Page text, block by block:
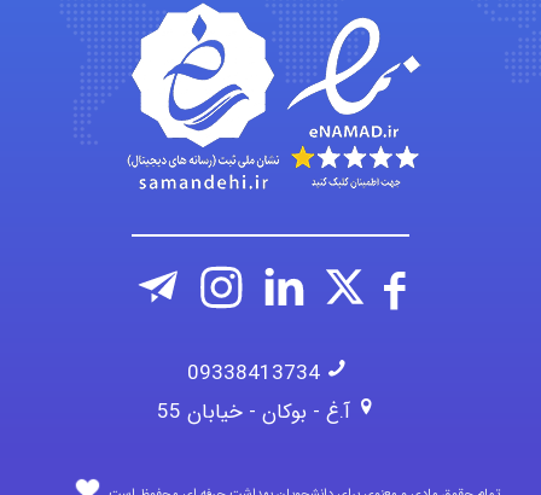
fatima
Jafar Tym
09338413734
آ.غ - بوکان - خیابان 55